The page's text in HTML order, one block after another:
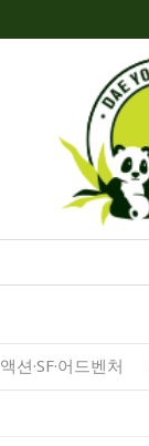
액션·SF·어드벤처